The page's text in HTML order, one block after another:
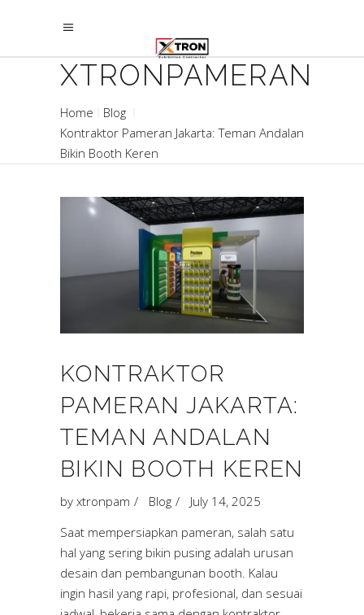
XTRONPAMERAN
Home
Blog
Kontraktor Pameran Jakarta: Teman Andalan
Bikin Booth Keren
KONTRAKTOR
PAMERAN JAKARTA:
TEMAN ANDALAN
BIKIN BOOTH KEREN
by xtronpam Blog
July 14, 2025
Saat mempersiapkan pameran, salah satu
hal yang sering bikin pusing adalah urusan
desain dan pembangunan booth. Kalau
ingin hasil yang rapi, profesional, dan sesuai